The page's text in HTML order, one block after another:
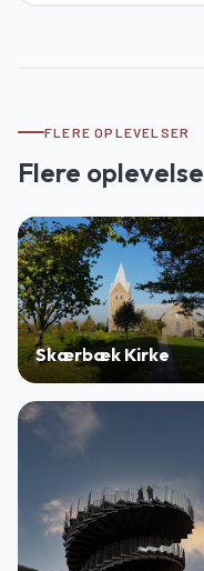
FLERE OPLEVELSER
Flere
Skærbæk Kirke